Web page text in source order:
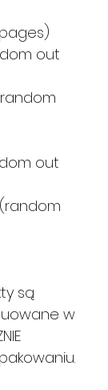
out
out
są
w